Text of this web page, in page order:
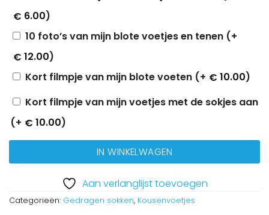
€ 6.00)
10 foto’s van mijn blote voetjes en tenen (+
€ 12.00)
Kort filmpje van mijn blote voeten (+ € 10.00)
Kort filmpje van mijn voetjes met de sokjes aan
(+ € 10.00)
IN WINKELWAGEN
Aan verlanglijst toevoegen
Categorieën: Gedragen sokken, Kousenvoetjes